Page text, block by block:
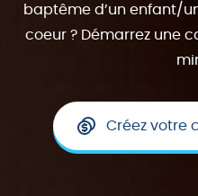
baptême d’un enfant/
coeur ? Démarrez une
Créez votre